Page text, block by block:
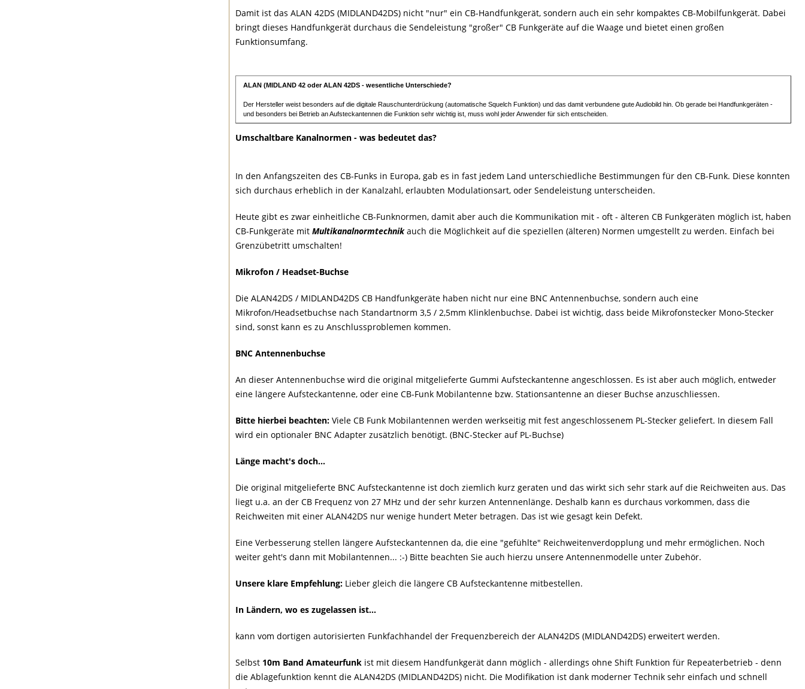
Damit ist das ALAN 42DS (MIDLAND42DS) nicht "nur" ein CB-Handfunkgerät, sondern auch ein sehr kompaktes CB-Mobilfunkgerät. Dabei
bringt dieses Handfunkgerät durchaus die Sendeleistung "großer" CB Funkgeräte auf die Waage und bietet einen großen
Funktionsumfang.
ALAN (MIDLAND 42 oder ALAN 42DS - wesentliche Unterschiede?
Der Hersteller weist besonders auf die digitale Rauschunterdrückung (automatische Squelch Funktion) und das damit verbundene gute Audiobild hin. Ob gerade bei Handfunkgeräten -
und besonders bei Betrieb an Aufsteckantennen die Funktion sehr wichtig ist, muss wohl jeder Anwender für sich entscheiden.
Umschaltbare Kanalnormen - was bedeutet das?
In den Anfangszeiten des CB-Funks in Europa, gab es in fast jedem Land unterschiedliche Bestimmungen für den CB-Funk. Diese konnten
sich durchaus erheblich in der Kanalzahl, erlaubten Modulationsart, oder Sendeleistung unterscheiden.
Heute gibt es zwar einheitliche CB-Funknormen, damit aber auch die Kommunikation mit - oft - älteren CB Funkgeräten möglich ist, haben
CB-Funkgeräte mit Multikanalnormtechnik auch die Möglichkeit auf die speziellen (älteren) Normen umgestellt zu werden. Einfach bei
Grenzübetritt umschalten!
Mikrofon / Headset-Buchse
Die ALAN42DS / MIDLAND42DS CB Handfunkgeräte haben nicht nur eine BNC Antennenbuchse, sondern auch eine
Mikrofon/Headsetbuchse nach Standartnorm 3,5 / 2,5mm Klinklenbuchse. Dabei ist wichtig, dass beide Mikrofonstecker Mono-Stecker
sind, sonst kann es zu Anschlussproblemen kommen.
BNC Antennenbuchse
An dieser Antennenbuchse wird die original mitgelieferte Gummi Aufsteckantenne angeschlossen. Es ist aber auch möglich, entweder
eine längere Aufsteckantenne, oder eine CB-Funk Mobilantenne bzw. Stationsantenne an dieser Buchse anzuschliessen.
Bitte hierbei beachten: Viele CB Funk Mobilantennen werden werkseitig mit fest angeschlossenem PL-Stecker geliefert. In diesem Fall
wird ein optionaler BNC Adapter zusätzlich benötigt. (BNC-Stecker auf PL-Buchse)
Länge macht′s doch...
Die original mitgelieferte BNC Aufsteckantenne ist doch ziemlich kurz geraten und das wirkt sich sehr stark auf die Reichweiten aus. Das
liegt u.a. an der CB Frequenz von 27 MHz und der sehr kurzen Antennenlänge. Deshalb kann es durchaus vorkommen, dass die
Reichweiten mit einer ALAN42DS nur wenige hundert Meter betragen. Das ist wie gesagt kein Defekt.
Eine Verbesserung stellen längere Aufsteckantennen da, die eine "gefühlte" Reichweitenverdopplung und mehr ermöglichen. Noch
weiter geht′s dann mit Mobilantennen... :-) Bitte beachten Sie auch hierzu unsere Antennenmodelle unter Zubehör.
Unsere klare Empfehlung: Lieber gleich die längere CB Aufsteckantenne mitbestellen.
In Ländern, wo es zugelassen ist...
kann vom dortigen autorisierten Funkfachhandel der Frequenzbereich der ALAN42DS (MIDLAND42DS) erweitert werden.
Selbst 10m Band Amateurfunk ist mit diesem Handfunkgerät dann möglich - allerdings ohne Shift Funktion für Repeaterbetrieb - denn
die Ablagefunktion kennt die ALAN42DS (MIDLAND42DS) nicht. Die Modifikation ist dank moderner Technik sehr einfach und schnell